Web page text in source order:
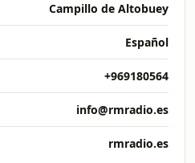
Campillo de Altobuey
Español
+969180564
info@rmradio.es
rmradio.es